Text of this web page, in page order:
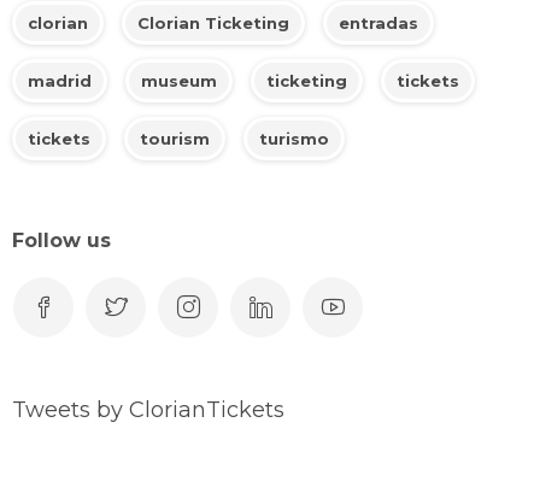
clorian Clorian Ticketing entradas
madrid museum ticketing tickets
tickets tourism turismo
Follow us
Tweets by ClorianTickets